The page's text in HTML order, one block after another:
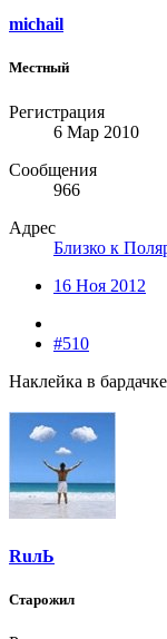
michail
Местный
Регистрация
6 Мар 2010
Сообщения
966
Адрес
Близко к
16 Ноя 2012
#510
Наклейка в
RuлЬ
Старожил